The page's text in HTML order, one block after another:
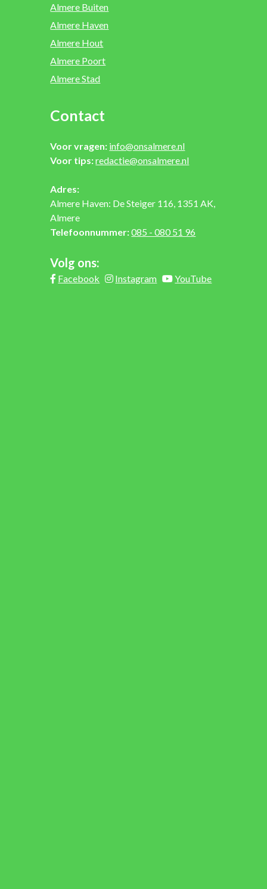
Almere Buiten
Almere Haven
Almere Hout
Almere Poort
Almere Stad
Contact
Voor vragen: info@onsalmere.nl
Voor tips:redactie@onsalmere.nl
Adres:
Almere Haven: De Steiger 116, 1351 AK,
Almere
Telefoonnummer:085 - 080 51 96
Volg ons:
Facebook Instagram YouTube